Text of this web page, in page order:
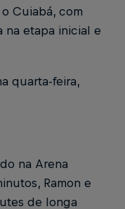
Cuiabá, com
na etapa inicial e
quarta-feira,
na Arena
Ramon e
de longa